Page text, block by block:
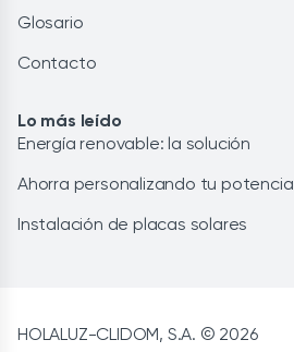
Glosario
Contacto
Lo más leído
Energía renovable: la solución
Ahorra personalizando tu potencia
Instalación de placas solares
HOLALUZ-CLIDOM, S.A. © 2026